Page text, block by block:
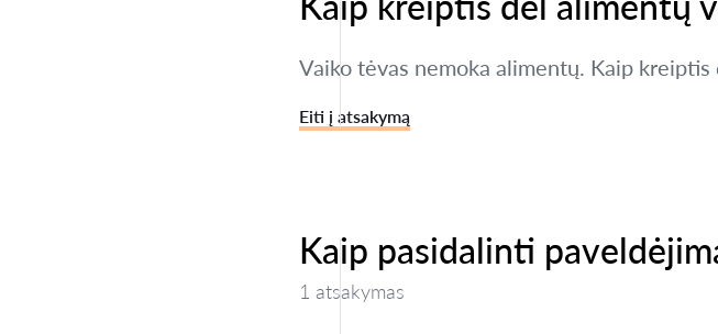
Vaiko tėvas nemoka alimentų. Kaip
Eiti į atsakymą
Kaip pasidalinti
1 atsakymas